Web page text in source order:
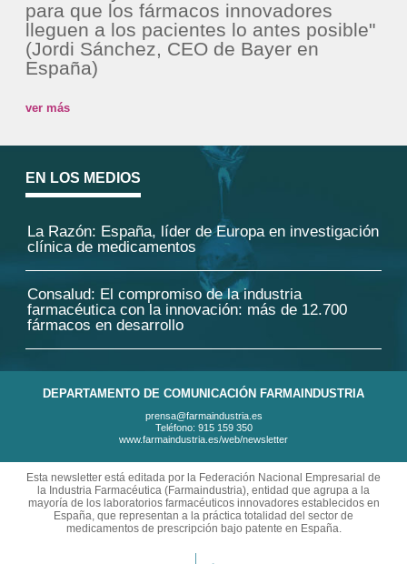
para que los fármacos innovadores
lleguen a los pacientes lo antes posible"
(Jordi Sánchez, CEO de Bayer en
España)
ver más
EN LOS MEDIOS
La Razón: España, líder de Europa en investigación
clínica de medicamentos
Consalud: El compromiso de la industria
farmacéutica con la innovación: más de 12.700
fármacos en desarrollo
DEPARTAMENTO DE COMUNICACIÓN FARMAINDUSTRIA
prensa@farmaindustria.es
Teléfono: 915 159 350
www.farmaindustria.es/web/newsletter
Esta newsletter está editada por la Federación Nacional Empresarial de
la Industria Farmacéutica (Farmaindustria), entidad que agrupa a la
mayoría de los laboratorios farmacéuticos innovadores establecidos en
España, que representan a la práctica totalidad del sector de
medicamentos de prescripción bajo patente en España.